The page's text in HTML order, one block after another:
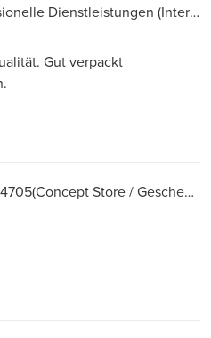
(Professionelle Dienstleistungen (Interieur, Projekte))
Gut verpackt
(Concept Store / Geschenkladen)